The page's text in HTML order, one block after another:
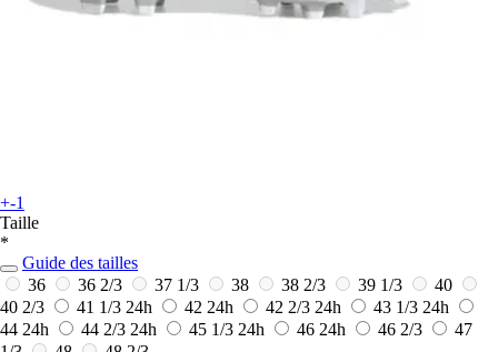
+-1
Taille
*
Guide des tailles
36
36 2/3 37 1/3 38 38 2/3 39 1/3
40
40 2/3
41 1/3 24h 42 24h 42 2/3 24h 43 1/3 24h
44 24h 44 2/3 24h 45 1/3 24h 46 24h 46 2/3
47